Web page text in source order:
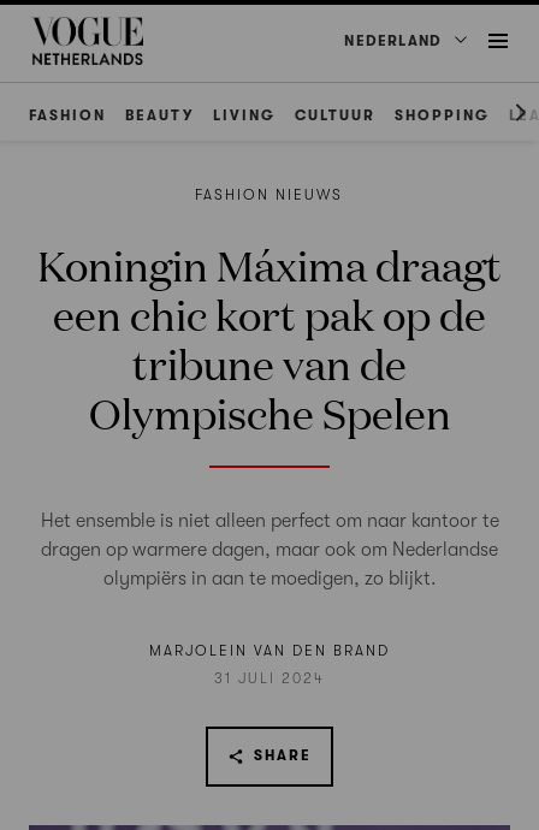
NEDERLAND
FASHION BEAUTY LIVING CULTUUR SHOPPING
FASHION NIEUWS
Koningin Máxima draagt
een chic kort pak op de
tribune van de
Olympische Spelen
Het ensemble is niet alleen perfect om naar kantoor te
dragen op warmere dagen, maar ook om Nederlandse
olympiërs in aan te moedigen, zo blijkt.
MARJOLEIN VAN DEN BRAND
31 JULI 2024
SHARE